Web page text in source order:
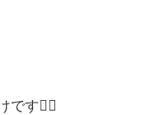
です🙇‍♀️